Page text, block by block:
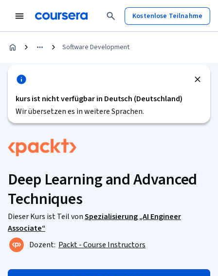
Kostenlose Teilnahme
Software Development
kurs ist nicht verfügbar in Deutsch (Deutschland)
Wir übersetzen es in weitere Sprachen.
Deep Learning and Advanced
Techniques
Dieser Kurs ist Teil vonSpezialisierung „AI Engineer
Associate“
Dozent: Packt - Course Instructors